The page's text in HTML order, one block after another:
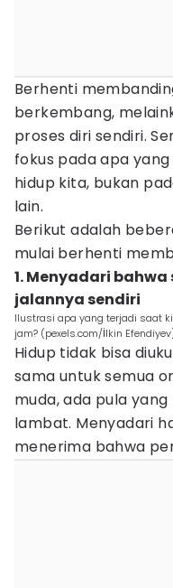
Berhenti
berkembang,
proses diri sendiri.
fokus pada apa
hidup kita, bukan
lain.
Berikut adalah
mulai berhenti
1. Menyadari
jalannya sendiri
Ilustrasi apa yang terjadi saat
jam? (pexels.com/İlkin
Hidup tidak bisa
sama untuk semua
muda, ada pula
lambat. Menyadari
menerima bahwa